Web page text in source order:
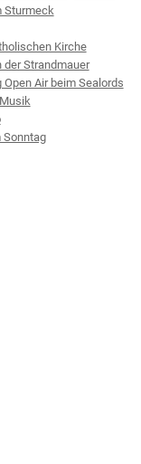
Sturmeck
Kirche
der Strandmauer
Air beim Sealords
Sonntag